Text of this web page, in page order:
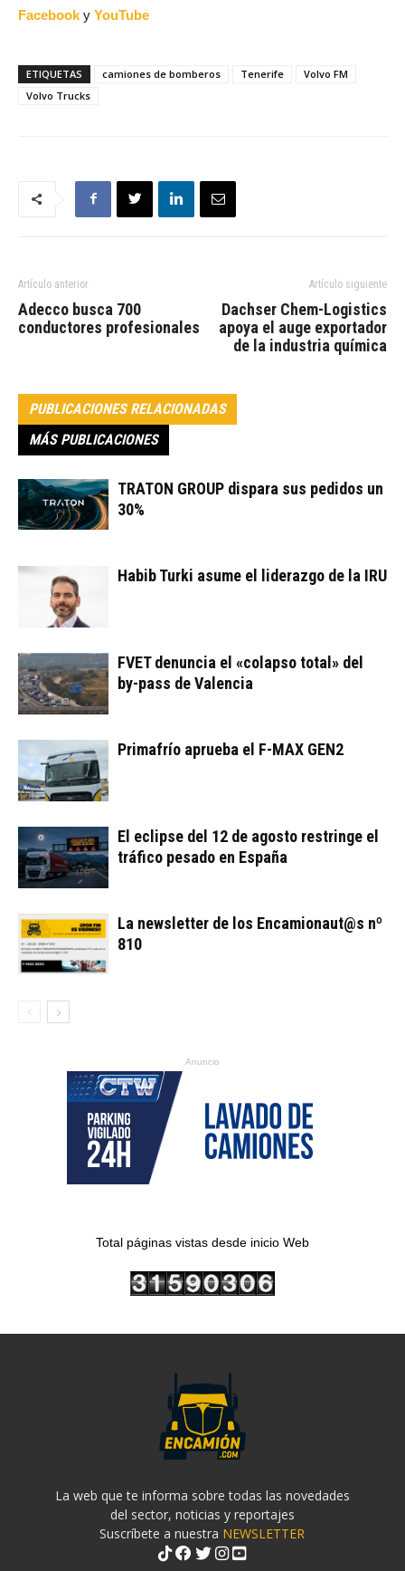
Facebook y YouTube
ETIQUETAS camiones de bomberos Tenerife
Volvo FM
Volvo Trucks
Artículo anterior
Adecco busca 700
conductores profesionales
Artículo siguiente
Dachser Chem-Logistics
apoya el auge exportador
de la industria química
PUBLICACIONES RELACIONADAS
MÁS PUBLICACIONES
TRATON GROUP dispara sus pedidos un
30%
Habib Turki asume el liderazgo de la IRU
FVET denuncia el «colapso total» del
by-pass de Valencia
Primafrío aprueba el F-MAX GEN2
El eclipse del 12 de agosto restringe el
tráfico pesado en España
La newsletter de los Encamionaut@s nº
810
Anuncio
Total páginas vistas desde inicio Web
La web que te informa sobre todas las novedades
del sector, noticias y reportajes
Suscríbete a nuestra NEWSLETTER